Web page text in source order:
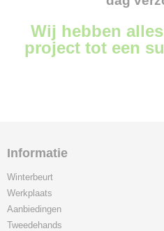
Wij hebben
project tot een
Informatie
Winterbeurt
Werkplaats
Aanbiedingen
Tweedehands